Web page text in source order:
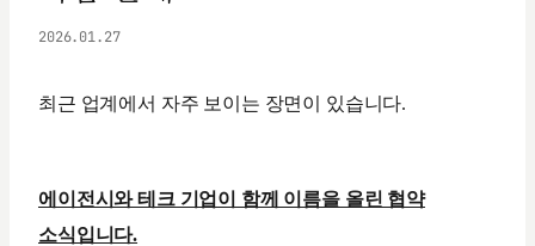
2026.01.27
최근 업계에서 자주 보이는 장면이 있습니다.
에이전시와 테크 기업이 함께 이름을 올린 협약
소식입니다.